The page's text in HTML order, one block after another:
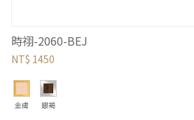
時祤-2060-BEJ
NT$ 1450
金膚 銀褐